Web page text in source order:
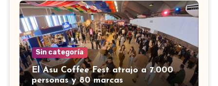
Sin categoría
El Asu Coffee Fest atrajo a 7.000
personas y 80 marcas